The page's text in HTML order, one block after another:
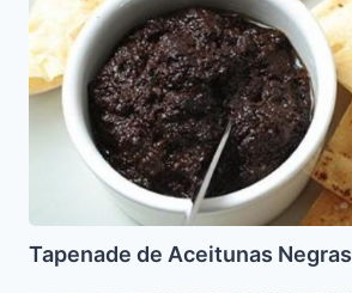
de
Aceitunas
Negras
Tapenade de Aceitunas Negras